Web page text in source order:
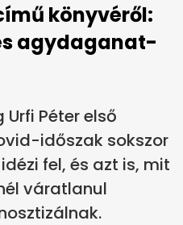
könyvéről:
agydaganat-
Péter első
időszak sokszor
fel, és azt is, mit
váratlanul